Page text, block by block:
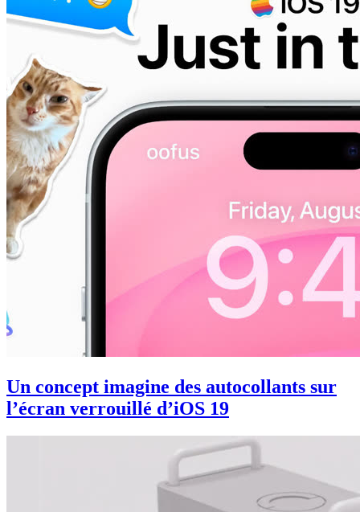
Un concept imagine des autocollants sur
l’écran verrouillé d’iOS 19